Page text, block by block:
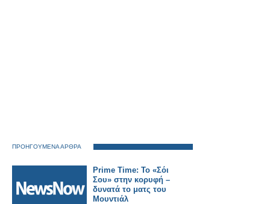
ΠΡΟΗΓΟΥΜΕΝΑ ΑΡΘΡΑ
Prime Time: Το «Σόι
Σου» στην κορυφή –
δυνατά τo ματς του
Μουντιάλ